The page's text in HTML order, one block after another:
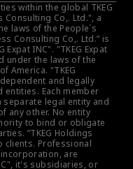
within the global TKEG
Consulting Co,. Ltd.", a
laws of the People´s
Consulting Co,. Ltd.” is
INC". "TKEG Expat
under the laws of the
America. "TKEG
and legally
Each member
separate legal entity and
any other. No entity
to bind or obligate
”TKEG Holdings
clients. Professional
are
it's subsidiaries, or